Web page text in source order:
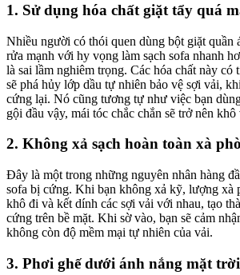
1. Sử dụng hóa chất giặt tẩy quá
Nhiều người có thói quen dùng bột giặt quần
rửa mạnh với hy vọng làm sạch sofa nhanh
là sai lầm nghiêm trọng. Các hóa chất này có
sẽ phá hủy lớp dầu tự nhiên bảo vệ sợi vải,
cứng lại. Nó cũng tương tự như việc bạn
gội đầu vậy, mái tóc chắc chắn sẽ trở nên khô
2. Không xả sạch hoàn toàn xà
Đây là một trong những nguyên nhân hàng
sofa bị cứng. Khi bạn không xả kỹ, lượng xà
khô đi và kết dính các sợi vải với nhau, tạo
cứng trên bề mặt. Khi sờ vào, bạn sẽ cảm
không còn độ mềm mại tự nhiên của vải.
3. Phơi ghế dưới ánh nắng mặt